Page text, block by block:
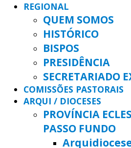
REGIONAL
QUEM SOMOS
HISTÓRICO
BISPOS
PRESIDÊNCIA
SECRETARIADO
COMISSÕES PASTORAIS
ARQUI / DIOCESES
PROVÍNCIA
PASSO FUNDO